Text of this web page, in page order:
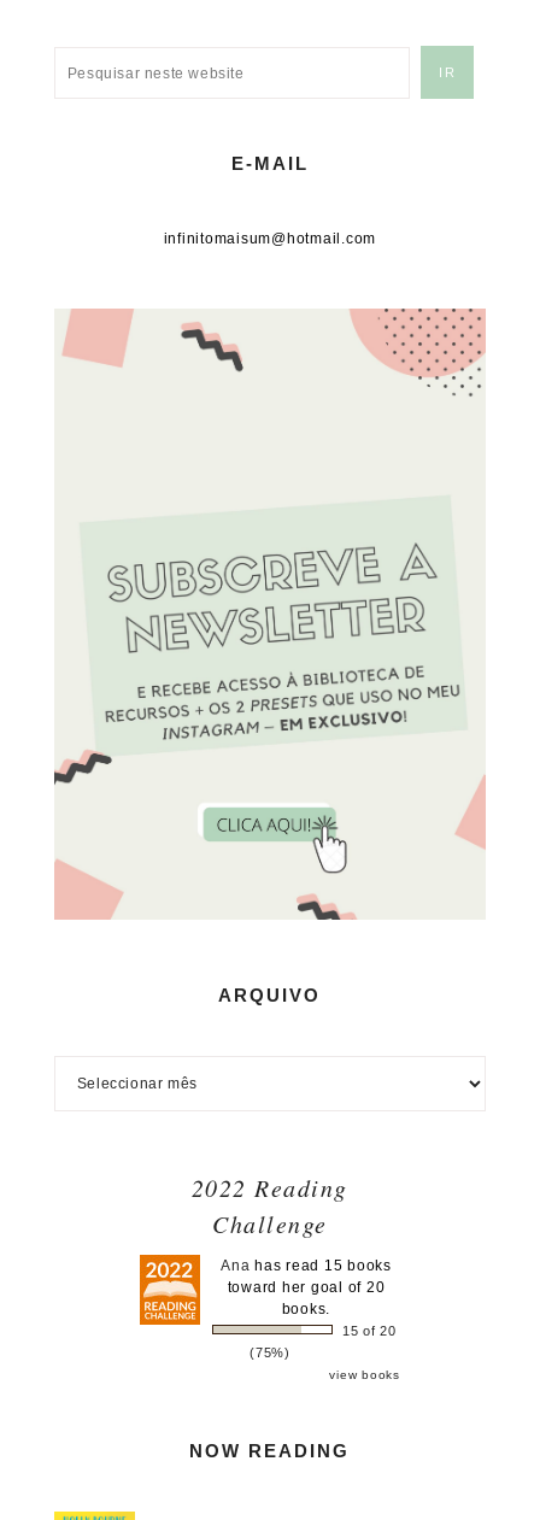
E-MAIL
infinitomaisum@hotmail.com
ARQUIVO
2022 Reading
Challenge
Ana has read 15 books
toward her goal of 20
books.
15 of 20
(75%)
view books
NOW READING